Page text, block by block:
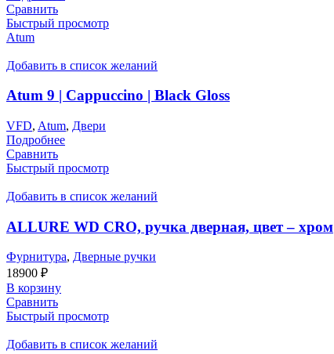
Сравнить
Быстрый просмотр
Atum
Добавить в список желаний
Atum 9 | Cappuccino | Black Gloss
VFD, Atum, Двери
Подробнее
Сравнить
Быстрый просмотр
Добавить в список желаний
ALLURE WD CRO, ручка дверная, цвет – хром
Фурнитура, Дверные ручки
18900 ₽
В корзину
Сравнить
Быстрый просмотр
Добавить в список желаний